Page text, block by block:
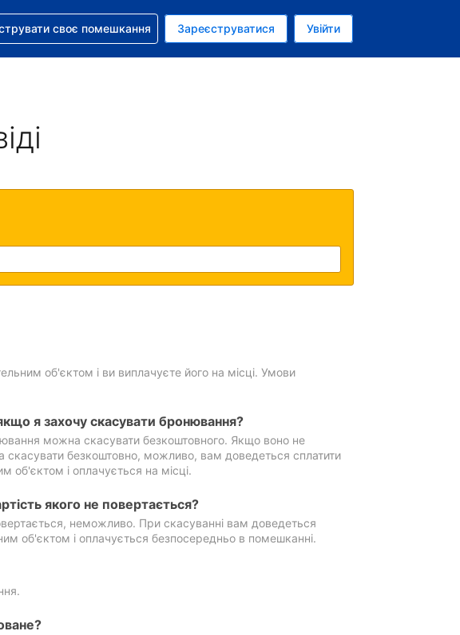
валюта: Українська гривня
поточна мова: Українською
допомогу з бронюванням
своє помешкання Зареєструватися Увійти
об'єктом і ви виплачуєте його на місці. Умови
я захочу скасувати бронювання?
можна скасувати безкоштовного. Якщо воно не
скасувати безкоштовно, можливо, вам доведеться сплатити
і оплачується на місці.
якого не повертається?
неможливо. При скасуванні вам доведеться
об'єктом і оплачується безпосередньо в помешканні.